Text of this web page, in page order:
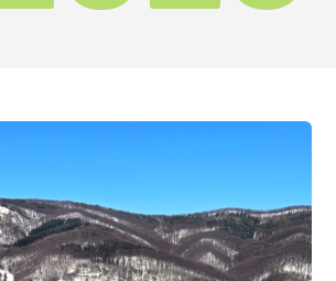
ОВА
з безпеки
туристичного